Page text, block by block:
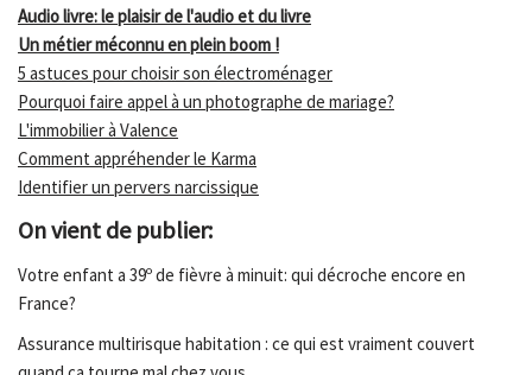
Audio livre: le plaisir de l'audio et du livre
Un métier méconnu en plein boom !
5 astuces pour choisir son électroménager
Pourquoi faire appel à un photographe de mariage?
L'immobilier à Valence
Comment appréhender le Karma
Identifier un pervers narcissique
On vient de publier:
Votre enfant a 39º de fièvre à minuit: qui décroche encore en
France?
Assurance multirisque habitation : ce qui est vraiment couvert